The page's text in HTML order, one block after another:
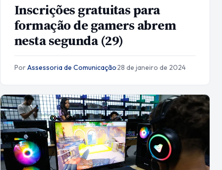
Inscrições gratuitas para
formação de gamers abrem
nesta segunda (29)
PorAssessoria de Comunicação·28 de janeiro de 2024